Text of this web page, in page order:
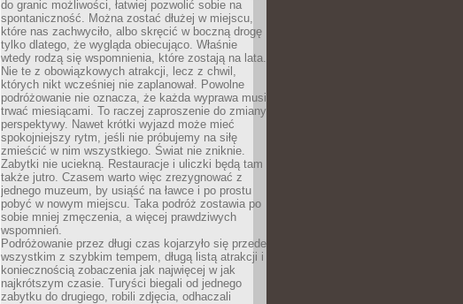
do granic możliwości, łatwiej pozwolić sobie na
spontaniczność. Można zostać dłużej w miejscu,
które nas zachwyciło, albo skręcić w boczną drogę
tylko dlatego, że wygląda obiecująco. Właśnie
wtedy rodzą się wspomnienia, które zostają na lata.
Nie te z obowiązkowych atrakcji, lecz z chwil,
których nikt wcześniej nie zaplanował. Powolne
podróżowanie nie oznacza, że każda wyprawa musi
trwać miesiącami. To raczej zaproszenie do zmiany
perspektywy. Nawet krótki wyjazd może mieć
spokojniejszy rytm, jeśli nie próbujemy na siłę
zmieścić w nim wszystkiego. Świat nie zniknie.
Zabytki nie uciekną. Restauracje i uliczki będą tam
także jutro. Czasem warto więc zrezygnować z
jednego muzeum, by usiąść na ławce i po prostu
pobyć w nowym miejscu. Taka podróż zostawia po
sobie mniej zmęczenia, a więcej prawdziwych
wspomnień.
Podróżowanie przez długi czas kojarzyło się przede
wszystkim z szybkim tempem, długą listą atrakcji i
koniecznością zobaczenia jak najwięcej w jak
najkrótszym czasie. Turyści biegali od jednego
zabytku do drugiego, robili zdjęcia, odhaczali